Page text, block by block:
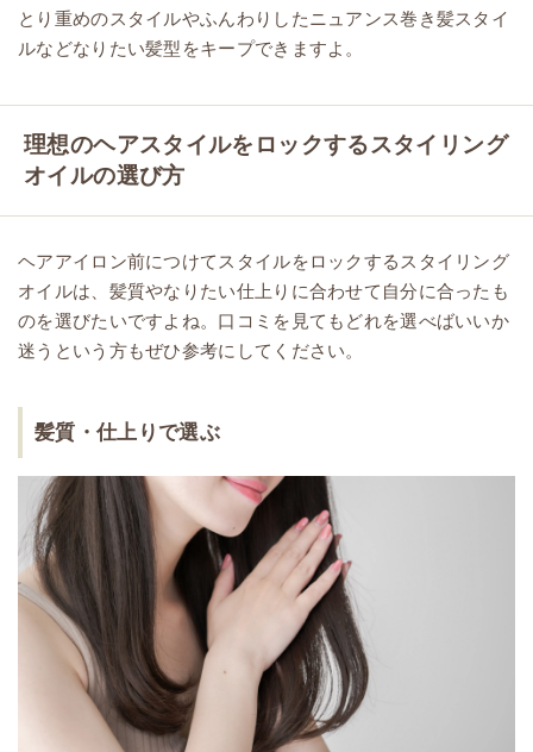
とり重めのスタイルやふんわりしたニュアンス巻き髪スタイ
ルなどなりたい髪型をキープできますよ。
理想のヘアスタイルをロックするスタイリング
オイルの選び方
ヘアアイロン前につけてスタイルをロックするスタイリング
オイルは、髪質やなりたい仕上りに合わせて自分に合ったも
のを選びたいですよね。口コミを見てもどれを選べばいいか
迷うという方もぜひ参考にしてください。
髪質・仕上りで選ぶ